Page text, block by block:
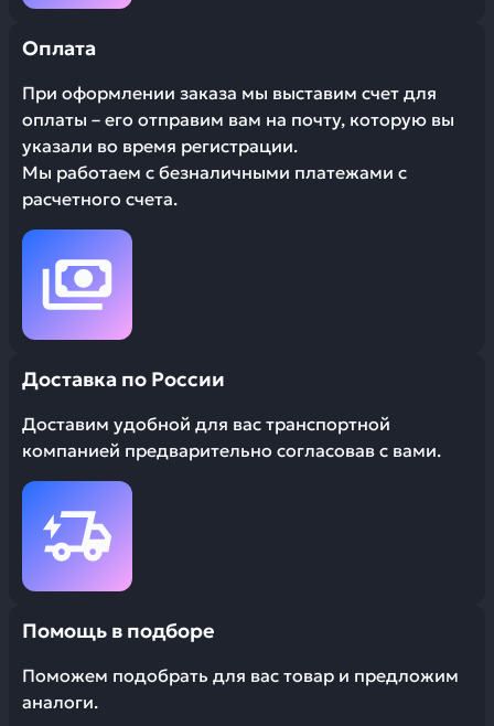
Оплата
При оформлении заказа мы выставим счет для
оплаты – его отправим вам на почту, которую вы
указали во время регистрации.
Мы работаем с безналичными платежами с
расчетного счета.
Доставка по России
Доставим удобной для вас транспортной
компанией предварительно согласовав с вами.
Помощь в подборе
Поможем подобрать для вас товар и предложим
аналоги.